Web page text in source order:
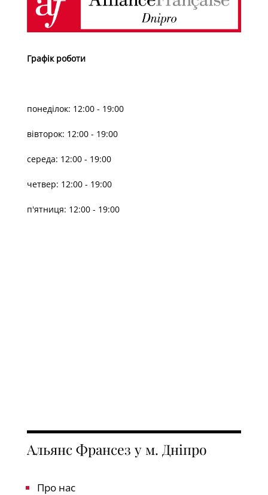
Графік роботи
понеділок: 12:00 - 19:00
вівторок: 12:00 - 19:00
середа: 12:00 - 19:00
четвер: 12:00 - 19:00
п'ятниця: 12:00 - 19:00
Альянс Франсез у м. Дніпро
Про нас